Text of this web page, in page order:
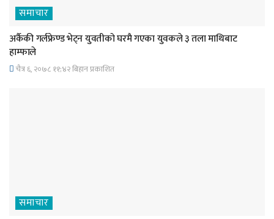
समाचार
अर्कैकी गर्लफ्रेण्ड भेट्न युवतीको घरमै गएका युवकले ३ तला माथिबाट
हाम्फाले
चैत्र ६, २०७८ ११;४२ बिहान प्रकाशित
समाचार